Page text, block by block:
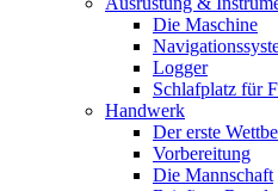
Die Maschine
Logger
Schlafplatz für
Handwerk
Der erste
Vorbereitung
Die Mannschaft